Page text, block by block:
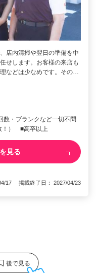
店内清掃や翌日の準備を中
せします。お客様の来店も
などは少なめです。その…
・ブランクなど一切不問
！） ■高卒以上
見る
17 掲載終了日： 2027/04/23